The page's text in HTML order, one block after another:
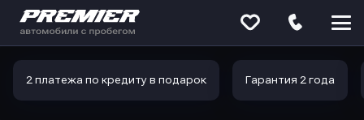
2 платежа по кредиту в подарок Гарантия 2 года